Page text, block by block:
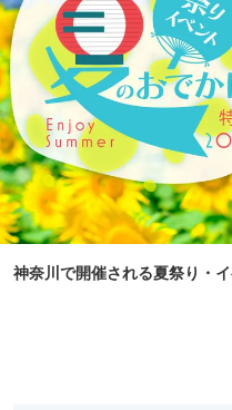
神奈川で開催される夏祭り・